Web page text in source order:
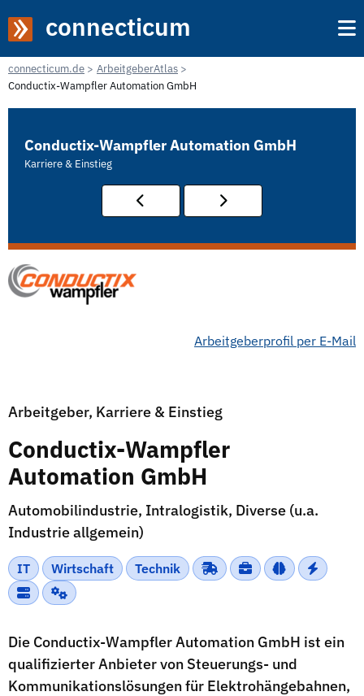
connecticum
connecticum.de
ArbeitgeberAtlas
Conductix-Wampfler Automation GmbH
Conductix-Wampfler Automation GmbH
Karriere & Einstieg
Arbeitgeberprofil per E-Mail
Arbeitgeber, Karriere & Einstieg
Conductix-Wampfler
Automation GmbH
Automobilindustrie, Intralogistik, Diverse (u.a.
Industrie allgemein)
IT Wirtschaft Technik
Die Conductix-Wampfler Automation GmbH ist ein
qualifizierter Anbieter von Steuerungs- und
Kommunikationslösungen für Elektrohängebahnen,